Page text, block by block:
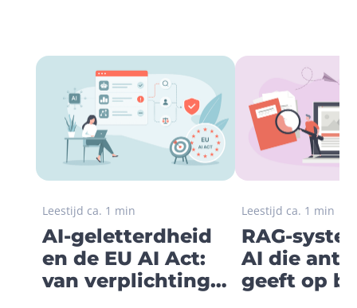
Leestijd ca. 1 min
AI-geletterdheid
en de EU AI Act:
van verplichting
Leestijd ca. 1 min
RAG-
AI die
geeft op